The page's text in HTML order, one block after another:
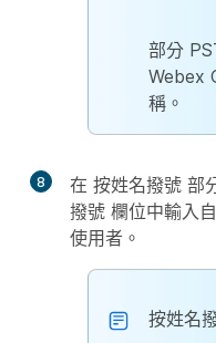
部分
Webex
稱。
8 在 按姓名撥號 部
撥號 欄位中輸入
使用者。
按姓名